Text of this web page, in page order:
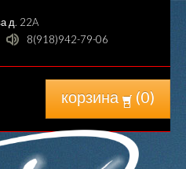
д. 22A
8(918)942-79-06
корзина (0)